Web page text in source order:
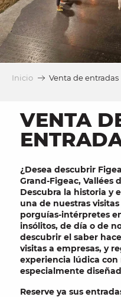
Inicio Venta de entradas
VENTA
¿Desea descubrir
Grand-Figeac, Vallées
Descubra la historia y
una de nuestras
porguías-intérpretes
insólitos, de día o de
descubrir el saber
visitas a empresas, y
experiencia lúdica con
especialmente
Reserve ya sus